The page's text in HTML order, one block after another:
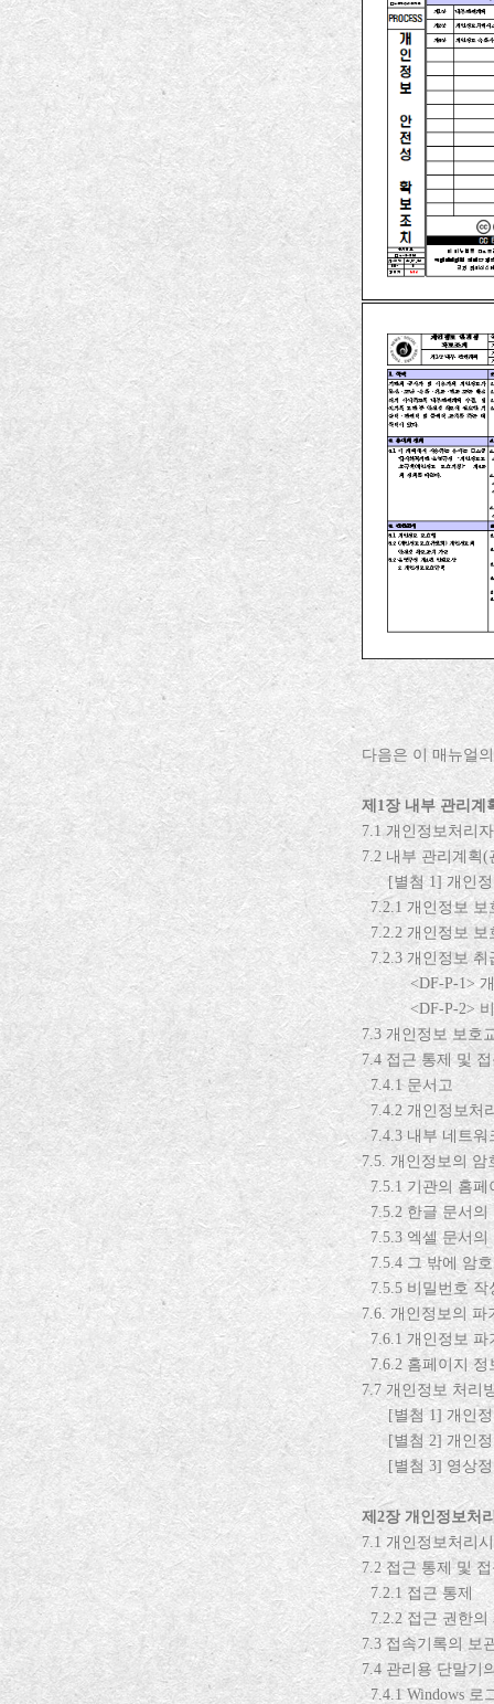
다음은 이 매뉴얼
제 1장 내부 관리계
7.1개인정보처리
7.2 내부 관리계획(
[별첨1]개인
7.2.1 개인정보 보
7.2.2 개인정보 보
7.2.3 개인정보 취
<DF-P-1>
<DF-P-2>
7.3 개인정보 보호
7.4 접근 통제 및
7.4.1 문서고
7.4.2 개인정보처
7.4.3내부 네트워
7.5. 개인정보의 암
7.5.1 기관의 홈
7.5.2 한글 문서의
7.5.3 엑셀 문서의
7.5.4 그 밖에 암
7.5.5비밀번호 작
7.6.개인정보의 파
7.6.1 개인정보 파
7.6.2 홈페이지 정
7.7 개인정보 처리
[별첨1] 개인
[별첨2] 개인
[별첨 3] 영상
제2장 개인정보처
7.1 개인정보처리
7.2접근 통제 및
7.2.1 접근 통제
7.2.2 접근 권한의
7.3접속기록의 보
7.4 관리용 단말기
7.4.1 Windows로